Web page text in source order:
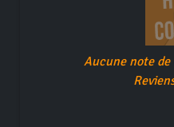
Aucune note